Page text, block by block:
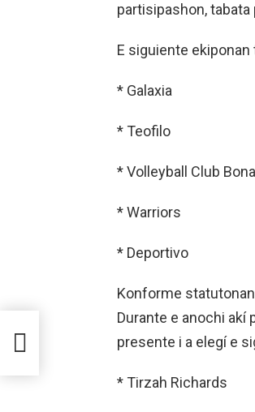
partisipashon,
E siguiente
* Galaxia
* Teofilo
* Volleyball Club
* Warriors
* Deportivo
Konforme
Durante e anochi akí
presente i a elegí e
* Tirzah Richards